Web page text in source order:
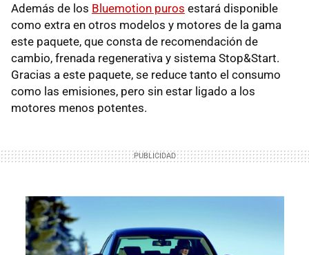
Además de los Bluemotion puros estará disponible
como extra en otros modelos y motores de la gama
este paquete, que consta de recomendación de
cambio, frenada regenerativa y sistema Stop&Start.
Gracias a este paquete, se reduce tanto el consumo
como las emisiones, pero sin estar ligado a los
motores menos potentes.